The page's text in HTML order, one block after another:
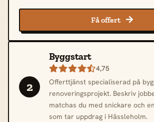
Få offert 
2
Byggstart
4,75
Offerttjänst specialiserad på
renoveringsprojekt. Beskriv
matchas du med snickare och
som tar uppdrag i Hässleholm.